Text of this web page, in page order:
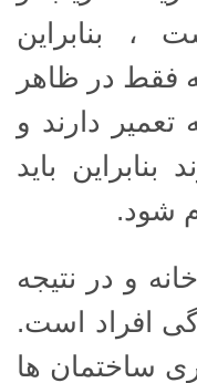
، بنابراین
فقط در ظاهر
دارند و
بنابراین باید
شود.
و در نتیجه
افراد است.
ساختمان ها